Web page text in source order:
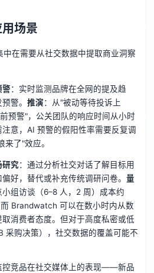
场景
在需要从社交数据中提取商业洞察
警：实时监测品牌在全网的提及趋
警。 推演：从"被动等待投诉上
预警"，公关团队的响应时间从小时
意，AI 预警的假阳性率需要反复调
了"效应。
研究：通过分析社交对话了解目标用
好，替代或补充传统调研问卷。 量
小组访谈（6–8 人，2 周）成本约
Brandwatch 可以在数小时内从数
消费者态度。但对于高度私密或低
采购决策），社交数据的覆盖可能不
控竞品在社交媒体上的表现——新品